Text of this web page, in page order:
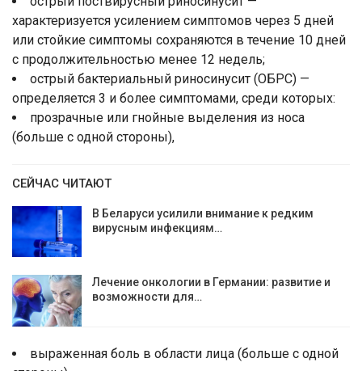
характеризуется усилением симптомов через 5 дней
или стойкие симптомы сохраняются в течение 10 дней
с продолжительностью менее 12 недель;
острый бактериальный риносинусит (ОБРС) —
определяется 3 и более симптомами, среди которых:
прозрачные или гнойные выделения из носа
(больше с одной стороны),
СЕЙЧАС ЧИТАЮТ
В Беларуси усилили внимание к редким
вирусным инфекциям…
Лечение онкологии в Германии: развитие и
возможности для…
выраженная боль в области лица (больше с одной